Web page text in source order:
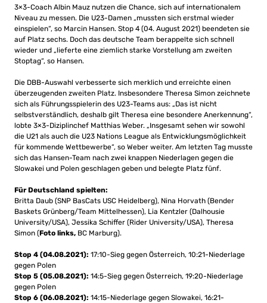
3×3-Coach Albin Mauz nutzen die Chance, sich auf internationalem
Niveau zu messen. Die U23-Damen „mussten sich erstmal wieder
einspielen“, so Marcin Hansen. Stop 4 (04. August 2021) beendeten sie
auf Platz sechs. Doch das deutsche Team berappelte sich schnell
wieder und „lieferte eine ziemlich starke Vorstellung am zweiten
Stoptag“, so Hansen.
Die DBB-Auswahl verbesserte sich merklich und erreichte einen
überzeugenden zweiten Platz. Insbesondere Theresa Simon zeichnete
sich als Führungsspielerin des U23-Teams aus: „Das ist nicht
selbstverständlich, deshalb gilt Theresa eine besondere Anerkennung“,
lobte 3×3-Diziplinchef Matthias Weber. „Insgesamt sehen wir sowohl
die U21 als auch die U23 Nations League als Entwicklungsmöglichkeit
für kommende Wettbewerbe“, so Weber weiter. Am letzten Tag musste
sich das Hansen-Team nach zwei knappen Niederlagen gegen die
Slowakei und Polen geschlagen geben und belegte Platz fünf.
Für Deutschland spielten:
Britta Daub (SNP BasCats USC Heidelberg), Nina Horvath (Bender
Baskets Grünberg/Team Mittelhessen), Lia Kentzler (Dalhousie
University/USA), Jessika Schiffer (Rider University/USA), Theresa
Simon (Foto links, BC Marburg).
Stop 4 (04.08.2021): 17:10-Sieg gegen Österreich, 10:21-Niederlage
gegen Polen
Stop 5 (05.08.2021): 14:5-Sieg gegen Österreich, 19:20-Niederlage
gegen Polen
Stop 6 (06.08.2021): 14:15-Niederlage gegen Slowakei, 16:21-